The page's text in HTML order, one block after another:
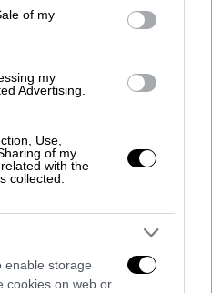
of my
my
Advertising.
Use,
of my
with the
collected.
enable storage
cookies on web or
τους ζωή